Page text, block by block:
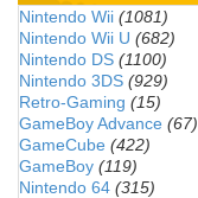
Nintendo Wii (1081)
Nintendo Wii U (682)
Nintendo DS (1100)
Nintendo 3DS (929)
Retro-Gaming (15)
GameBoy Advance (67)
GameCube (422)
GameBoy (119)
Nintendo 64 (315)